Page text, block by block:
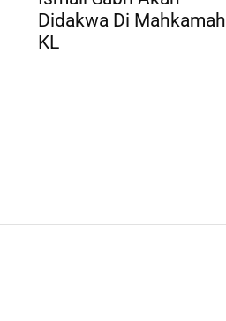
Didakwa Di Mahkamah
KL